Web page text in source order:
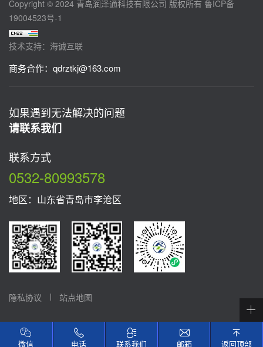
Copyright © 2024 青岛润泽通科技有限公司 版权所有 鲁ICP备
19004523号-1
技术支持：海诚互联
商务合作： qdrztkj@163.com
如果遇到无法解决的问题
请联系我们
联系方式
0532-80993578
地区：山东省青岛市李沧区
隐私协议 站点地图
微信 电话 联系我们 邮箱 返回顶部